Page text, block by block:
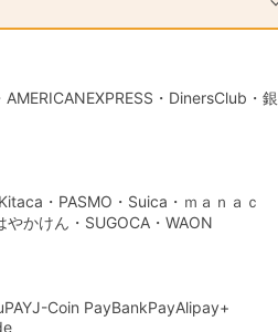
・DinersClub・銀
・PASMO・Suica・ｍａｎａｃ
かけん・SUGOCA・WAON
J-Coin PayBankPayAlipay+